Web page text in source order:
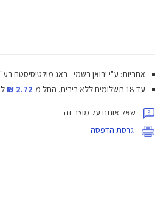
אחריות: ע"י יבואן רשמי - באג מולטיסיסטם
עד 18 תשלומים ללא ריבית.
החל מ-2.72 ₪
שאל אותנו על מוצר זה
גרסת הדפסה